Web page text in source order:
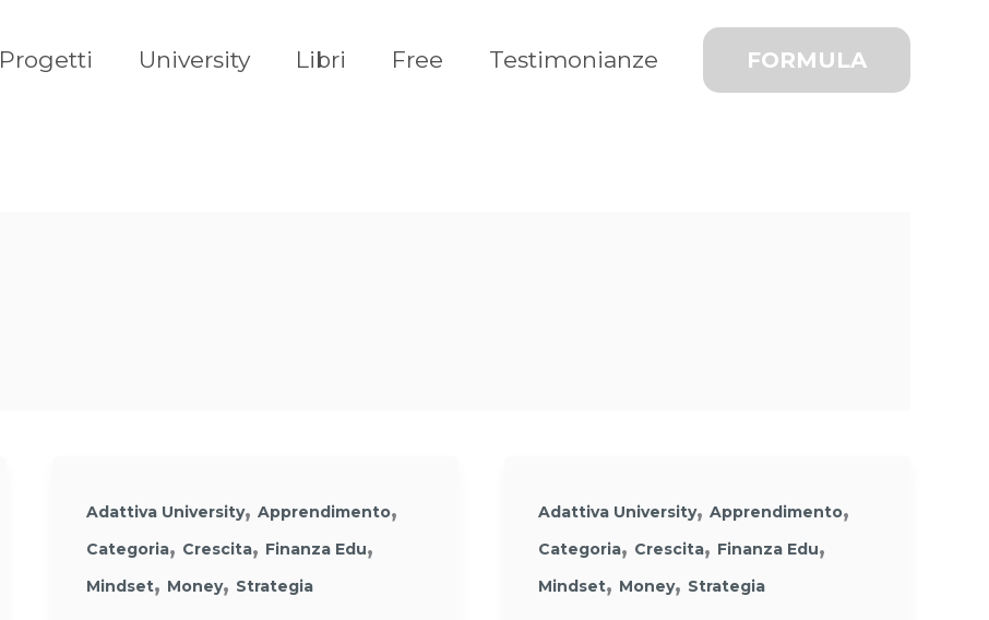
Progetti University Libri Free Testimonianze FORMULA
Adattiva University,Apprendimento,
Categoria, Crescita, Finanza Edu,
Mindset, Money, Strategia
Adattiva University,Apprendimento,
Categoria, Crescita, Finanza Edu,
Mindset, Money, Strategia